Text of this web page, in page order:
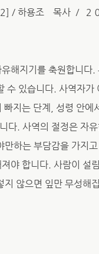
/ 하용조 목사 ／ ２
해지기를 축원합니
수 있습니다. 사역자
빠지는 단계, 성령 안
다. 사역의 절정은 자
만하는 부담감을 가지
야 합니다. 사람이 설
지 않으면 잎만 무성해